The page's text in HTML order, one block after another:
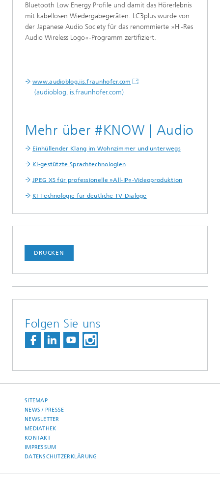
Bluetooth Low Energy Profile und damit das Hörerlebnis
mit kabellosen Wiedergabegeräten. LC3plus wurde von
der Japanese Audio Society für das renommierte »Hi-Res
Audio Wireless Logo«-Programm zertifiziert.
www.audioblog.iis.fraunhofer.com
(audioblog.iis.fraunhofer.com)
Mehr über #KNOW | Audio
Einhüllender Klang im Wohnzimmer und unterwegs
KI-gestützte Sprachtechnologien
JPEG XS für professionelle »All-IP«-Videoproduktion
KI-Technologie für deutliche TV-Dialoge
DRUCKEN
Folgen Sie uns
SITEMAP
NEWS / PRESSE
NEWSLETTER
MEDIATHEK
KONTAKT
IMPRESSUM
DATENSCHUTZERKLÄRUNG